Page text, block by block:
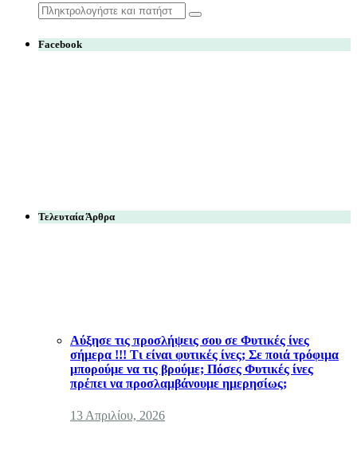
Search
for:
Facebook
Τελευταία Άρθρα
Αύξησε τις προσλήψεις σου σε Φυτικές ίνες
σήμερα !!! Τι είναι φυτικές ίνες; Σε ποιά τρόφιμα
μπορούμε να τις βρούμε; Πόσες Φυτικές ίνες
πρέπει να προσλαμβάνουμε ημερησίως;
13 Απριλίου, 2026